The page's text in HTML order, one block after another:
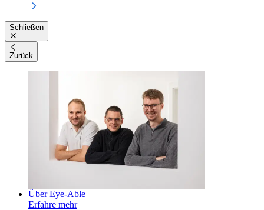
Schließen
Zurück
Über Eye-Able
Erfahre mehr